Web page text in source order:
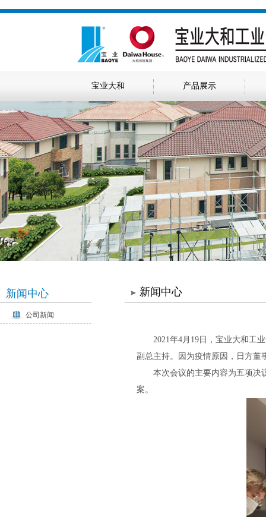
宝业大和 产品展示
新闻中心
公司新闻
新闻中心
2021年4月19日，宝业大和工
副总主持。因为疫情原因，日方董
本次会议的主要内容为五项决
案。